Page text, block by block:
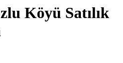
Köyü Satılık